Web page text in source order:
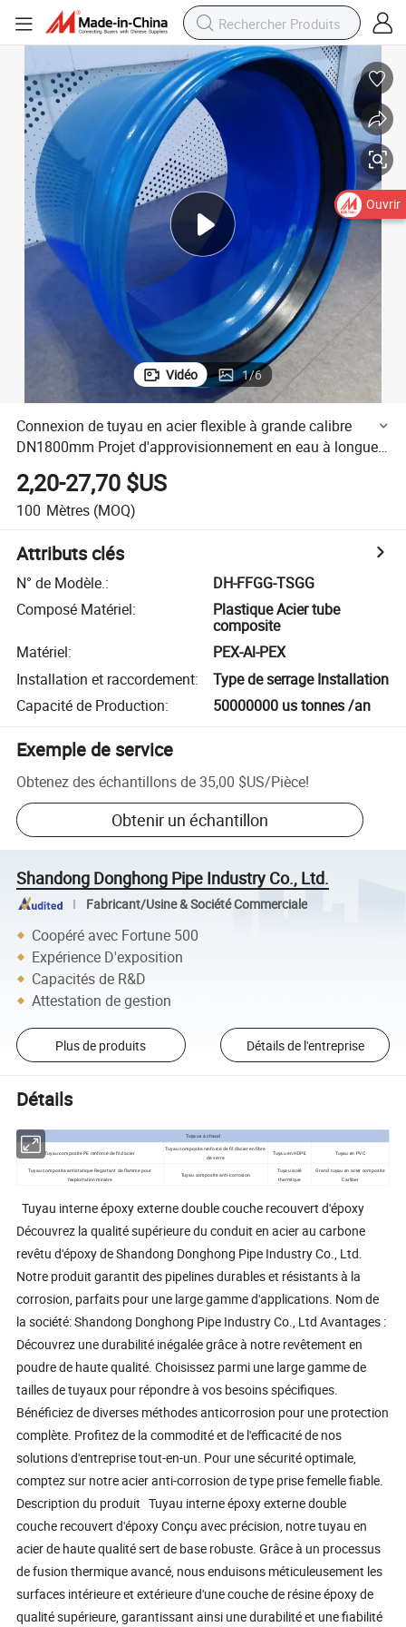
Vidéo 1/6
Connexion de tuyau en acier flexible à grande calibre
DN1800mm Projet d'approvisionnement en eau à longue
2,20-27,70 $US
100 Mètres (MOQ)
Attributs clés
N° de Modèle.:
DH-FFGG-TSGG
Composé Matériel:
Plastique Acier tube
composite
Matériel:
PEX-Al-PEX
Installation et raccordement:
Type de serrage Installation
Capacité de Production: 50000000 us tonnes /an
Exemple de service
Obtenez des échantillons de35,00 $US/Pièce!
Obtenir un échantillon
Shandong Donghong Pipe Industry Co., Ltd.
Fabricant/Usine & Société Commerciale
Coopéré avec Fortune 500
Expérience D'exposition
Capacités de R&D
Attestation de gestion
Plus de produits Détails de l'entreprise
Détails
Tuyaux à chaud
Tuyau composite PE renforcé de fil d'acier
Tuyau composite renforcé de fil d'acier en fibre
de verre
Tuyau en HDPE Tuyau en PVC
Tuyau composite antistatique Regartant de flamme pour
l'exploitation minière
Tuyau composite anti-corrosion
Tuyau isolé
thermique
Grand tuyau en acier composite
Carliber
Tuyau interne époxy externe double couche recouvert d'époxy
Découvrez la qualité supérieure du conduit en acier au carbone
revêtu d'époxy de Shandong Donghong Pipe Industry Co., Ltd.
Notre produit garantit des pipelines durables et résistants à la
corrosion, parfaits pour une large gamme d'applications. Nom de
la société: Shandong Donghong Pipe Industry Co., Ltd Avantages :
Découvrez une durabilité inégalée grâce à notre revêtement en
poudre de haute qualité. Choisissez parmi une large gamme de
tailles de tuyaux pour répondre à vos besoins spécifiques.
Bénéficiez de diverses méthodes anticorrosion pour une protection
complète. Profitez de la commodité et de l'efficacité de nos
solutions d'entreprise tout-en-un. Pour une sécurité optimale,
comptez sur notre acier anti-corrosion de type prise femelle fiable.
Description du produit Tuyau interne époxy externe double
couche recouvert d'époxy Conçu avec précision, notre tuyau en
acier de haute qualité sert de base robuste. Grâce à un processus
de fusion thermique avancé, nous enduisons méticuleusement les
surfaces intérieure et extérieure d'une couche de résine époxy de
qualité supérieure, garantissant ainsi une durabilité et une fiabilité
Ouvrir